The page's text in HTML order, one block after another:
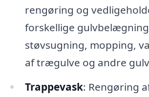
rengøring og
forskellige
støvsugning, mopping,
af trægulve og andre
Trappevask: Rengøring